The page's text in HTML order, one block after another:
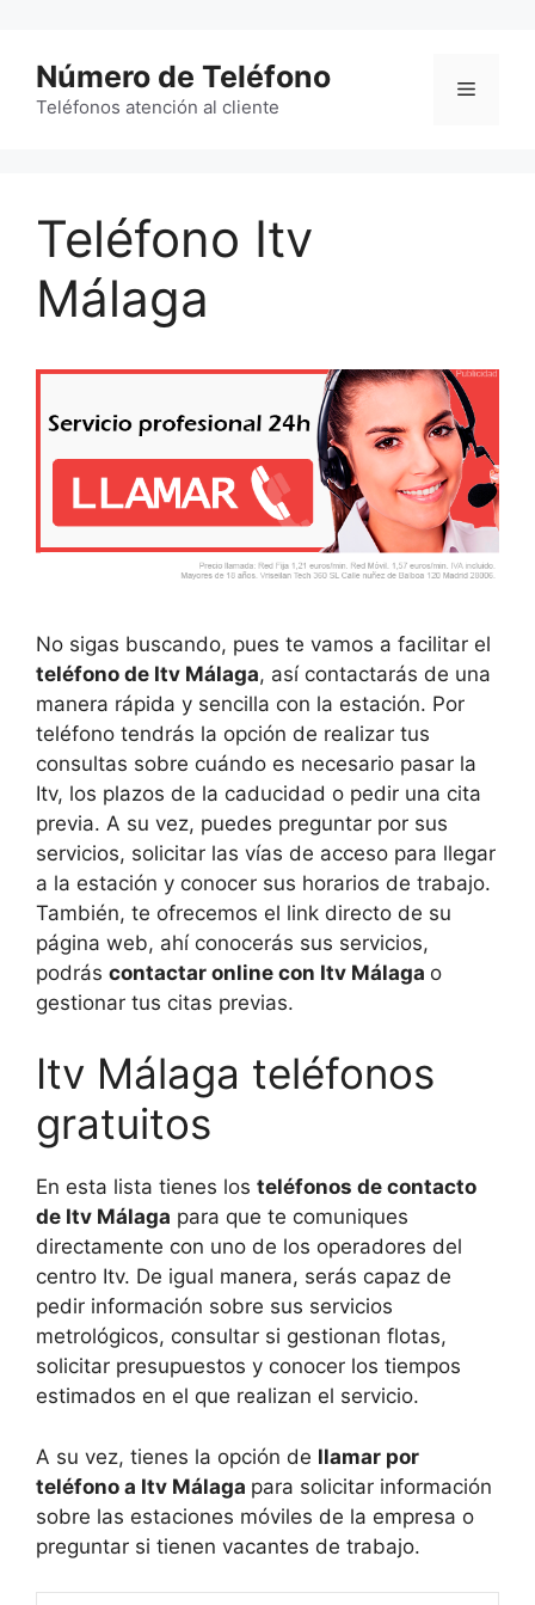
contenido
Número de Teléfono
Teléfonos atención al cliente
Menú
Teléfono Itv
Málaga
No sigas buscando, pues te vamos a facilitar el
teléfono de Itv Málaga, así contactarás de una
manera rápida y sencilla con la estación. Por
teléfono tendrás la opción de realizar tus
consultas sobre cuándo es necesario pasar la
Itv, los plazos de la caducidad o pedir una cita
previa. A su vez, puedes preguntar por sus
servicios, solicitar las vías de acceso para llegar
a la estación y conocer sus horarios de trabajo.
También, te ofrecemos el link directo de su
página web, ahí conocerás sus servicios,
podrás contactar online con Itv Málaga o
gestionar tus citas previas.
Itv Málaga teléfonos
gratuitos
En esta lista tienes los teléfonos de contacto
de Itv Málaga para que te comuniques
directamente con uno de los operadores del
centro Itv. De igual manera, serás capaz de
pedir información sobre sus servicios
metrológicos, consultar si gestionan flotas,
solicitar presupuestos y conocer los tiempos
estimados en el que realizan el servicio.
A su vez, tienes la opción de llamar por
teléfono a Itv Málaga para solicitar información
sobre las estaciones móviles de la empresa o
preguntar si tienen vacantes de trabajo.